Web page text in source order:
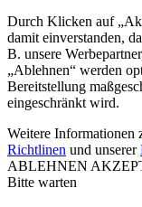
Durch Klicken auf
damit einverstanden,
B. unsere
„Ablehnen“ werden
Bereitstellung
eingeschränkt wird.
Weitere Informationen
Richtlinen und unserer
ABLEHNEN
Bitte warten